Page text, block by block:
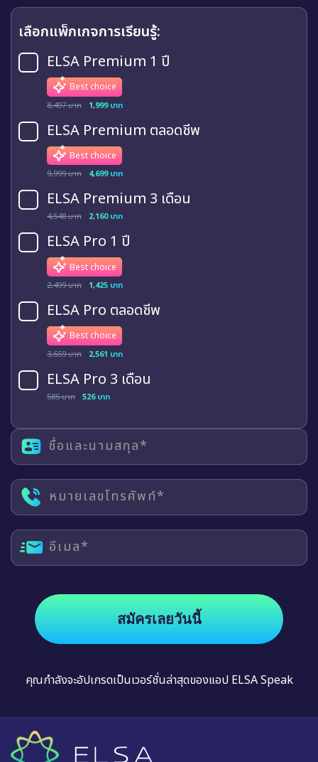
เลือกแพ็กเกจการเรียนรู้:
ELSA Premium 1 ปี
Best choice
8,497 บาท 1,999 บาท
ELSA Premium ตลอดชีพ
Best choice
9,999 บาท 4,699 บาท
ELSA Premium 3 เดือน
4,548 บาท 2,160 บาท
ELSA Pro 1 ปี
Best choice
2,499 บาท 1,425 บาท
ELSA Pro ตลอดชีพ
Best choice
3,659 บาท 2,561 บาท
ELSA Pro 3 เดือน
585 บาท 526 บาท
ชื่อและนามสกุล*
หมายเลขโทรศัพท์*
อีเมล*
สมัครเลยวันนี้
คุณกำลังจะอัปเกรดเป็นเวอร์ชั่นล่าสุดของแอป ELSA Speak